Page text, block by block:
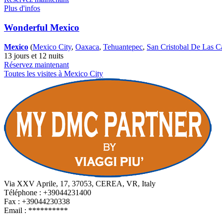
Plus d'infos
Wonderful Mexico
Mexico (Mexico City, Oaxaca, Tehuantepec, San Cristobal De Las
13 jours et 12 nuits
Réservez maintenant
Toutes les visites à Mexico City
Via XXV Aprile, 17, 37053, CEREA, VR, Italy
Téléphone : +39044231400
Fax : +39044230338
Email : **********